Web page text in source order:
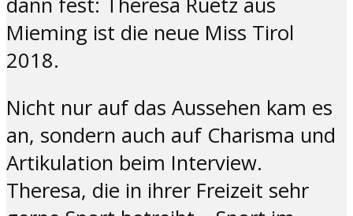
Mieming ist die neue Miss Tirol
2018.
Nicht nur auf das Aussehen kam es
an, sondern auch auf Charisma und
Artikulation beim Interview.
Theresa, die in ihrer Freizeit sehr